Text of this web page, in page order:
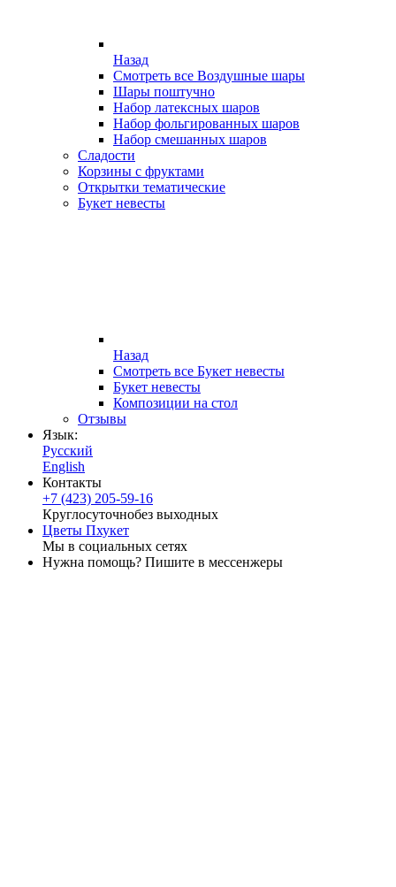
Назад
Смотреть все Воздушные шары
Шары поштучно
Набор латексных шаров
Набор фольгированных шаров
Набор смешанных шаров
Сладости
Корзины с фруктами
Открытки тематические
Букет невесты
Назад
Смотреть все Букет невесты
Букет невесты
Композиции на стол
Отзывы
Язык:
Русский
English
Контакты
+7 (423) 205-59-16
Круглосуточнобез выходных
Цветы Пхукет
Мы в социальных сетях
Нужна помощь? Пишите в мессенжеры